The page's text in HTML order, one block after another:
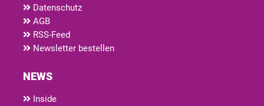
Datenschutz
AGB
RSS-Feed
Newsletter bestellen
NEWS
Inside